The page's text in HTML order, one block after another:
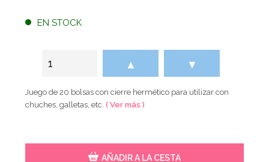
EN STOCK
▲ ▼
Juego de 20 bolsas con cierre hermético para utilizar con
chuches, galletas, etc.( Ver más )
AÑADIR A LA CESTA